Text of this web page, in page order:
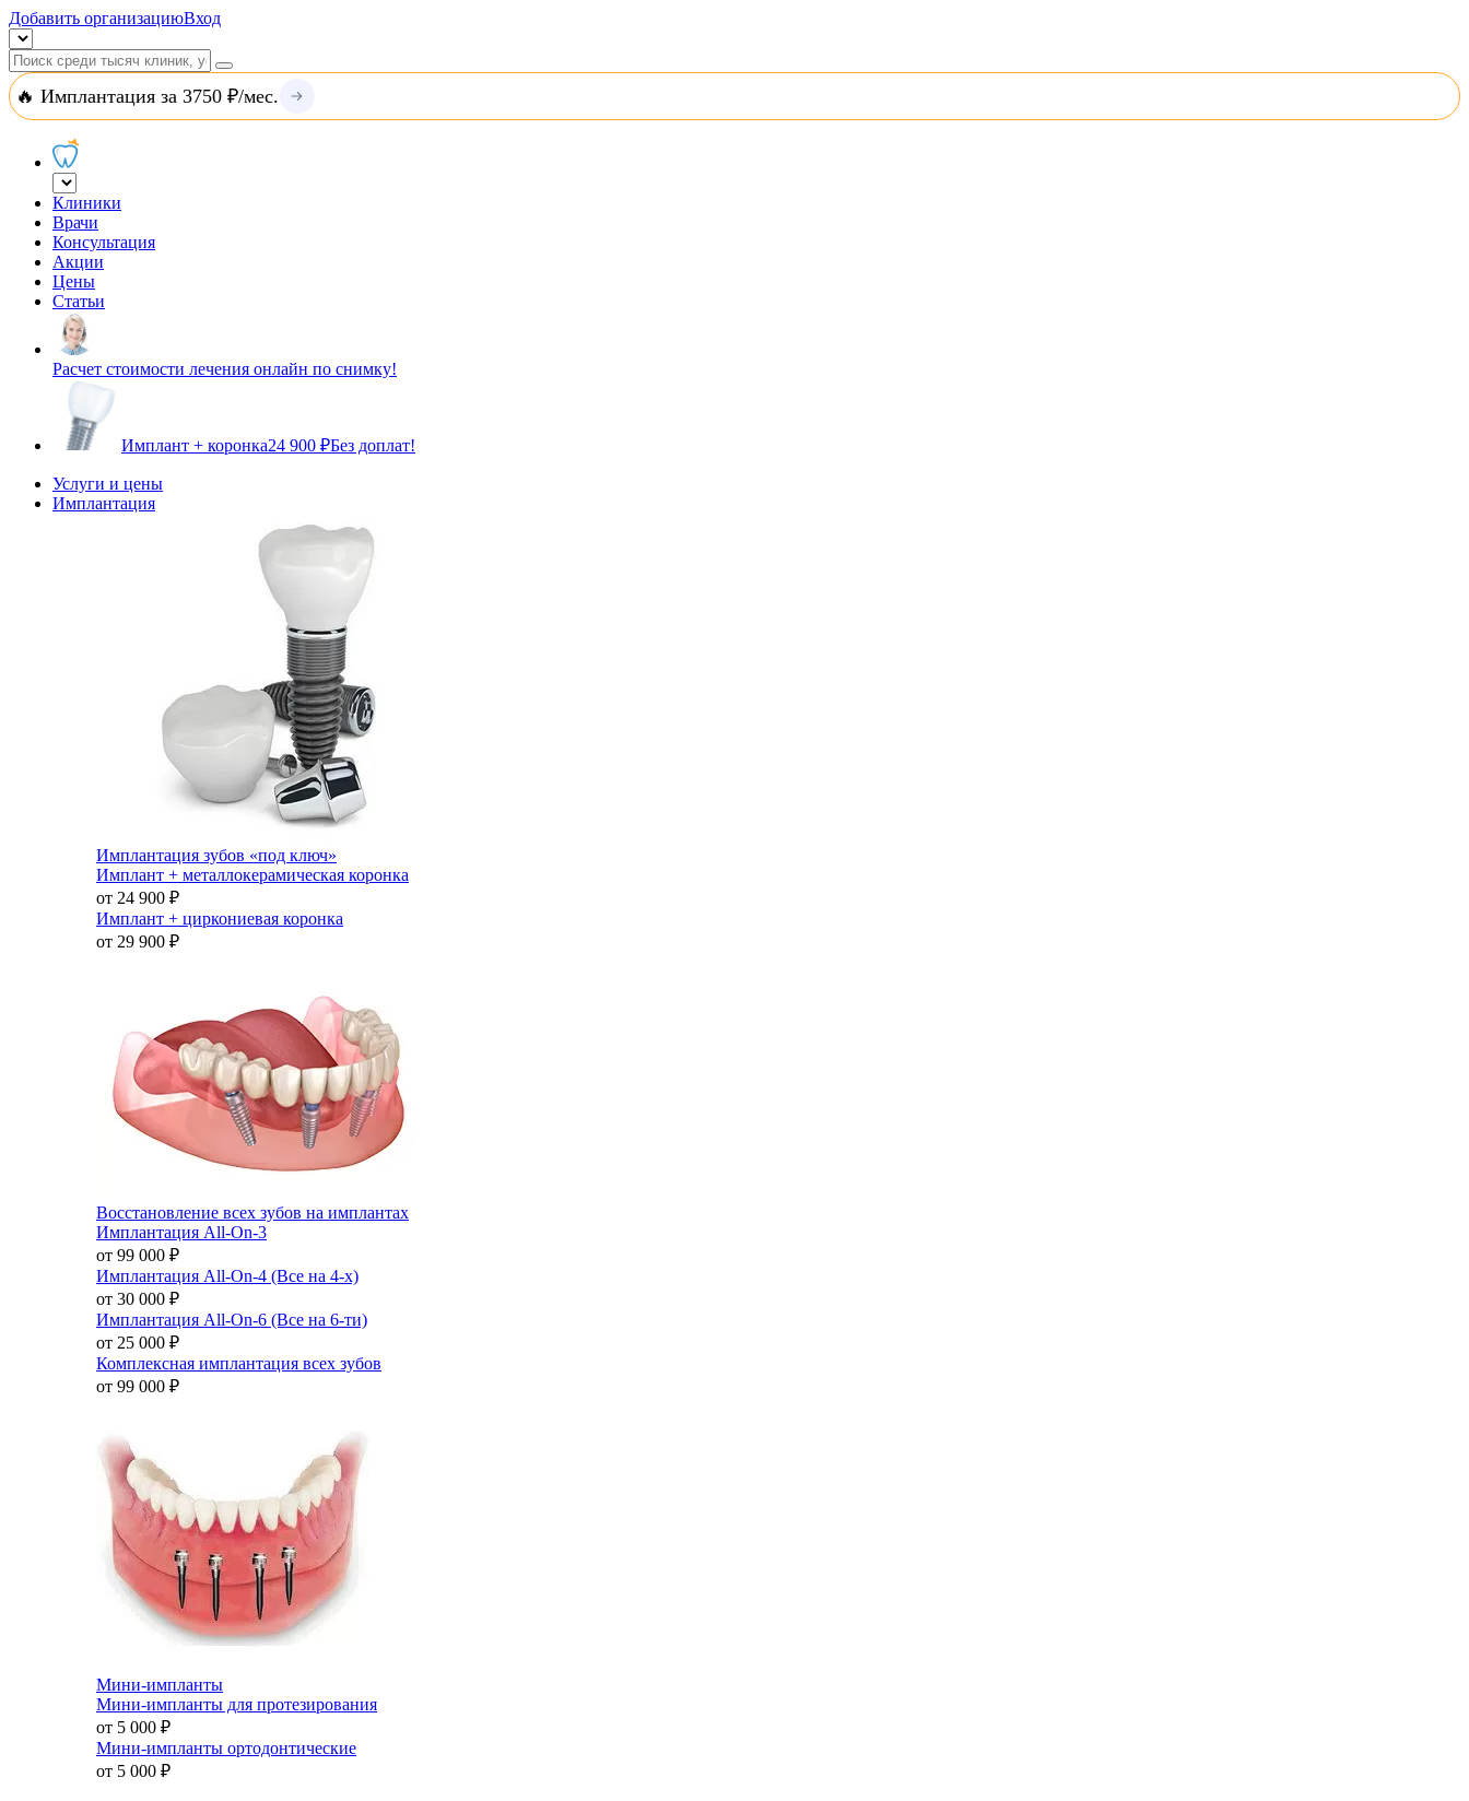
Добавить организациюВход
🔥 Имплантация за 3750 ₽/мес.
Клиники
Врачи
Консультация
Акции
Цены
Статьи
Расчет стоимости лечения онлайн по снимку!
Имплант + коронка24 900 ₽Без доплат!
Услуги и цены
Имплантация
Имплантация зубов «под ключ»
Имплант + металлокерамическая коронка
от 24 900 ₽
Имплант + циркониевая коронка
от 29 900 ₽
Восстановление всех зубов на имплантах
Имплантация All-On-3
от 99 000 ₽
Имплантация All-On-4 (Все на 4-х)
от 30 000 ₽
Имплантация All-On-6 (Все на 6-ти)
от 25 000 ₽
Комплексная имплантация всех зубов
от 99 000 ₽
Мини-импланты
Мини-импланты для протезирования
от 5 000 ₽
Мини-импланты ортодонтические
от 5 000 ₽